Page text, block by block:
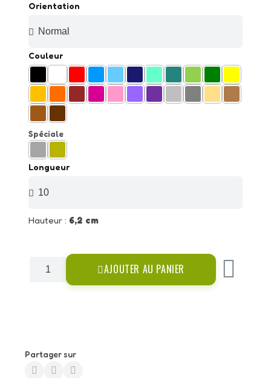
Orientation
Couleur
Spéciale
Longueur
Hauteur : 6,2 cm
AJOUTER AU PANIER
Partager sur